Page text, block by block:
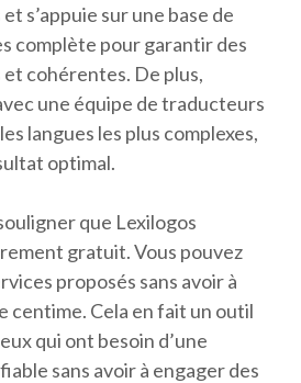
s’appuie sur une base de
complète pour garantir des
cohérentes. De plus,
une équipe de traducteurs
langues les plus complexes,
optimal.
que Lexilogos
gratuit. Vous pouvez
proposés sans avoir à
centime. Cela en fait un outil
qui ont besoin d’une
sans avoir à engager des